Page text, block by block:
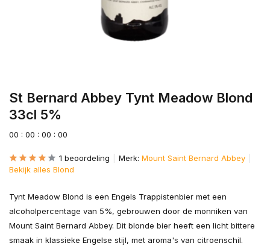
St Bernard Abbey Tynt Meadow Blond
33cl 5%
00 : 00 : 00 : 00
1 beoordeling Merk: Mount Saint Bernard Abbey
Bekijk alles Blond
Tynt Meadow Blond is een Engels Trappistenbier met een
alcoholpercentage van 5%, gebrouwen door de monniken van
Mount Saint Bernard Abbey. Dit blonde bier heeft een licht bittere
smaak in klassieke Engelse stijl, met aroma's van citroenschil.